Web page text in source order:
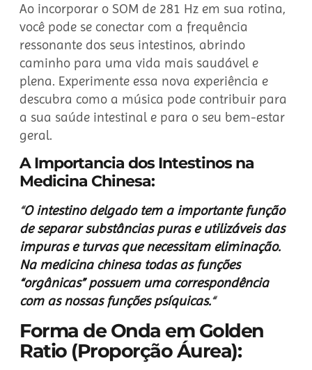
Ao incorporar o SOM de 281 Hz em sua rotina,
você pode se conectar com a frequência
ressonante dos seus intestinos, abrindo
caminho para uma vida mais saudável e
plena. Experimente essa nova experiência e
descubra como a música pode contribuir para
a sua saúde intestinal e para o seu bem-estar
geral.
A Importancia dos Intestinos na
Medicina Chinesa:
“O intestino delgado tem a importante função
de separar substâncias puras e utilizáveis das
impuras e turvas que necessitam eliminação.
Na medicina chinesa todas as funções
“orgânicas” possuem uma correspondência
com as nossas funções psíquicas.“
Forma de Onda em Golden
Ratio (Proporção Áurea):